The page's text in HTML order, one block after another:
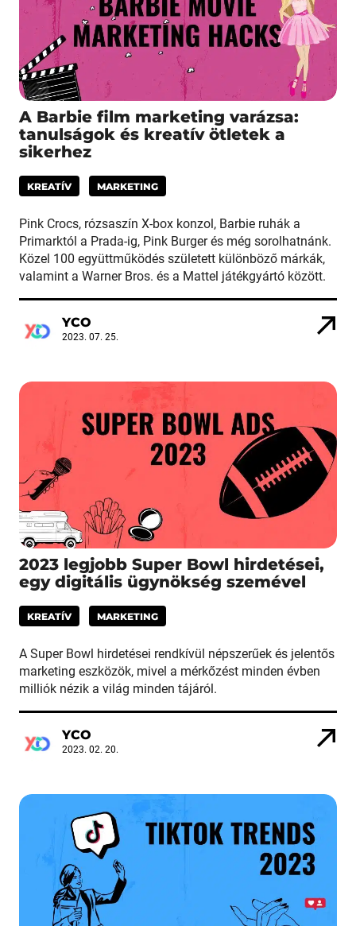
A Barbie film marketing varázsa:
tanulságok és kreatív ötletek a
sikerhez
KREATÍV MARKETING
Pink Crocs, rózsaszín X-box konzol, Barbie ruhák a
Primarktól a Prada-ig, Pink Burger és még sorolhatnánk.
Közel 100 együttműködés született különböző márkák,
valamint a Warner Bros. és a Mattel játékgyártó között.
YCO
2023. 07. 25.
2023 legjobb Super Bowl hirdetései,
egy digitális ügynökség szemével
KREATÍV MARKETING
A Super Bowl hirdetései rendkívül népszerűek és jelentős
marketing eszközök, mivel a mérkőzést minden évben
milliók nézik a világ minden tájáról.
YCO
2023. 02. 20.